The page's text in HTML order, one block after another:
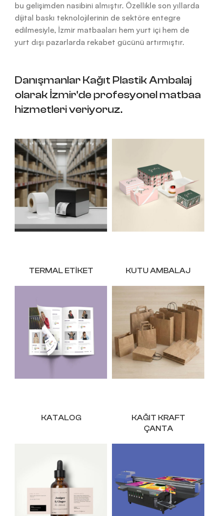
bu gelişimden nasibini almıştır. Özellikle son yıllarda
dijital baskı teknolojilerinin de sektöre entegre
edilmesiyle, İzmir matbaaları hem yurt içi hem de
yurt dışı pazarlarda rekabet gücünü artırmıştır.
Danışmanlar Kağıt Plastik Ambalaj
olarak İzmir'de profesyonel matbaa
hizmetleri veriyoruz.
TERMAL ETIKET KUTU AMBALAJ
KATALOG
KAĞIT KRAFT
ÇANTA